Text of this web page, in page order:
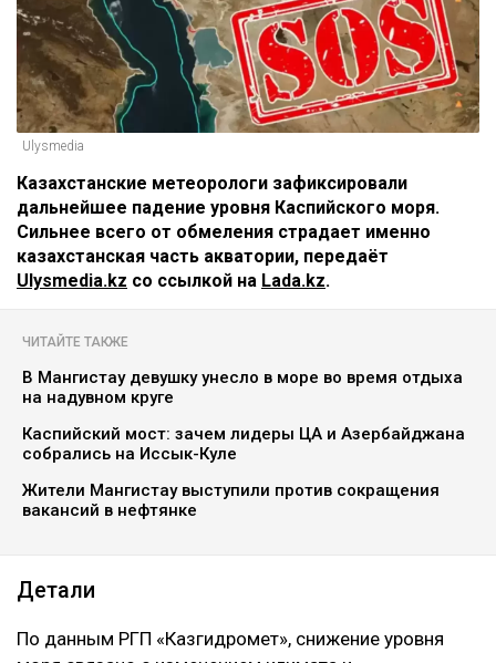
Ulysmedia
Казахстанские метеорологи зафиксировали
дальнейшее падение уровня Каспийского моря.
Сильнее всего от обмеления страдает именно
казахстанская часть акватории, передаёт
Ulysmedia.kz со ссылкой на Lada.kz.
ЧИТАЙТЕ ТАКЖЕ
В Мангистау девушку унесло в море во время отдыха
на надувном круге
Каспийский мост: зачем лидеры ЦА и Азербайджана
собрались на Иссык-Куле
Жители Мангистау выступили против сокращения
вакансий в нефтянке
Детали
По данным РГП «Казгидромет», снижение уровня